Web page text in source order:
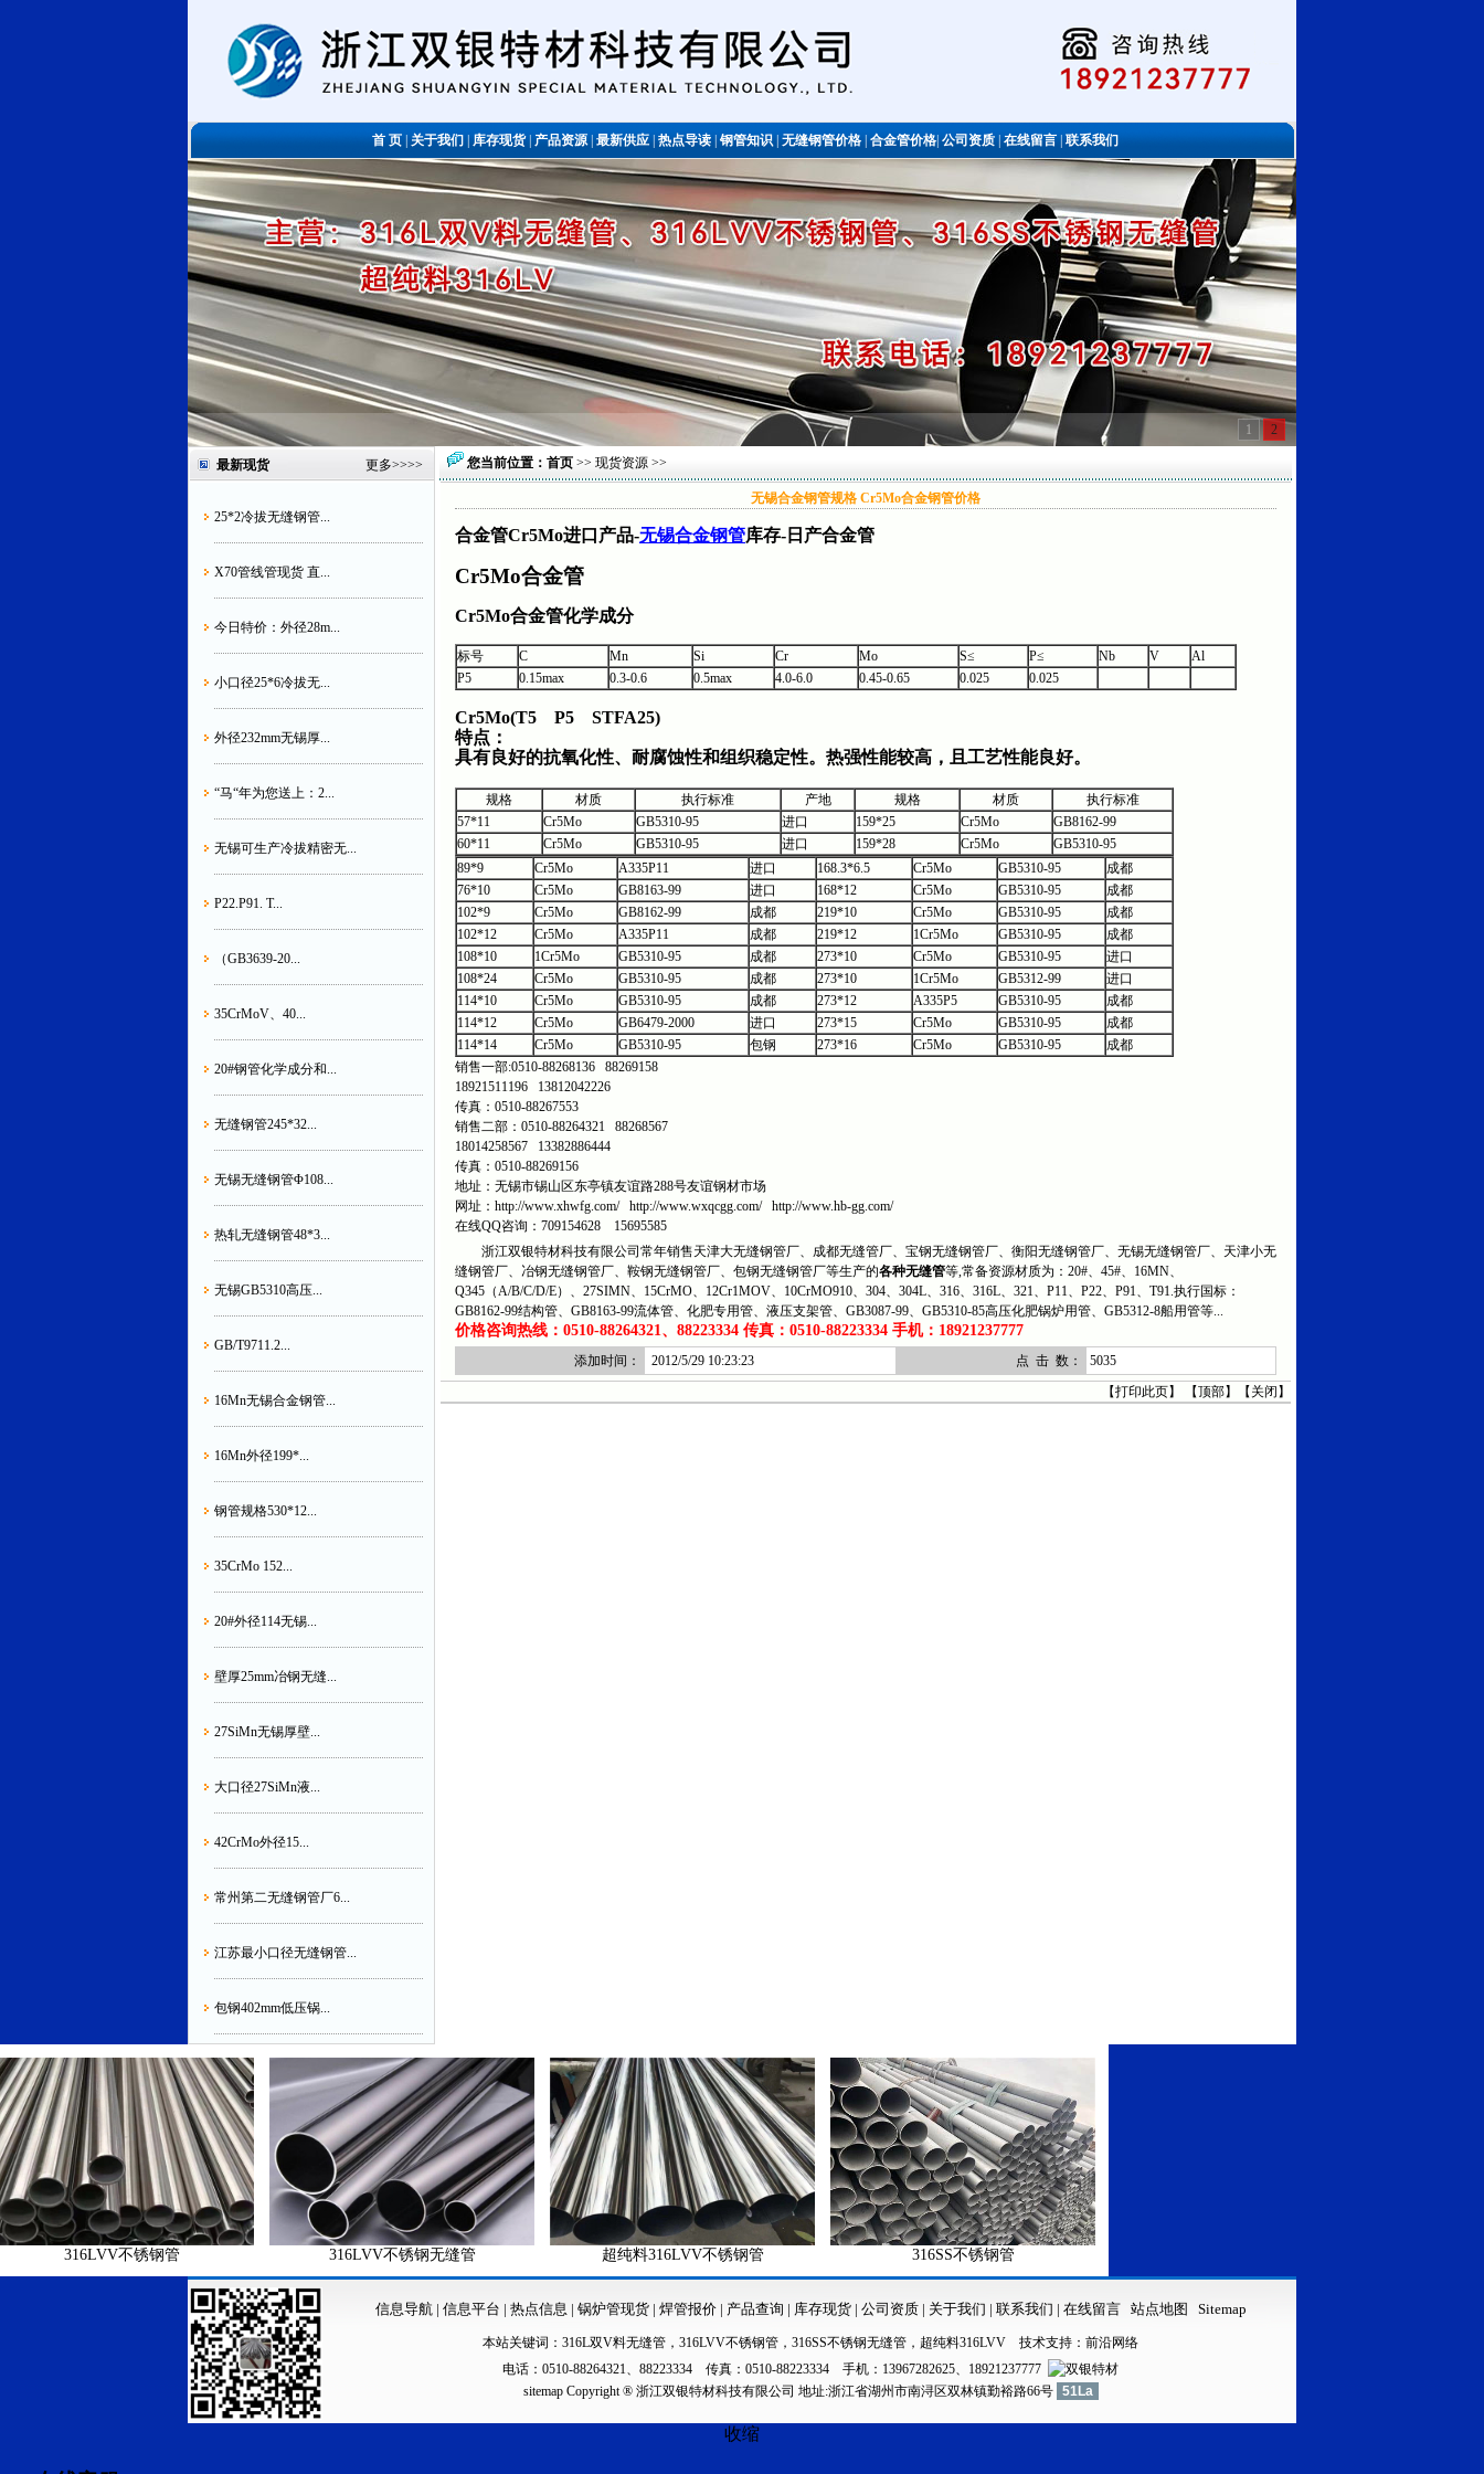
首 页关于我们库存现货|产品资源|最新供应|热点导读钢管知识无缝钢管价格合金管价格公司资质在线留言|联系我们
不锈钢管 1 2
最新现货 更多>>>>
25*2冷拔无缝钢管...
X70管线管现货 直...
今日特价：外径28m...
小口径25*6冷拔无...
外径232mm无锡厚...
“马“年为您送上：2...
无锡可生产冷拔精密无...
P22.P91. T...
（GB3639-20...
35CrMoV、40...
20#钢管化学成分和...
无缝钢管245*32...
无锡无缝钢管Φ108...
热轧无缝钢管48*3...
无锡GB5310高压...
GB/T9711.2...
16Mn无锡合金钢管...
16Mn外径199*...
钢管规格530*12...
35CrMo 152...
20#外径114无锡...
壁厚25mm冶钢无缝...
27SiMn无锡厚壁...
大口径27SiMn液...
42CrMo外径15...
常州第二无缝钢管厂6...
江苏最小口径无缝钢管...
包钢402mm低压锅...
您当前位置： 首页 >> 现货资源 >>
无锡合金钢管规格 Cr5Mo合金钢管价格
合金管Cr5Mo进口产品-无锡合金钢管库存-日产合金管
Cr5Mo合金管
Cr5Mo合金管化学成分
标号 C Mn Si Cr Mo S≤ P≤ Nb V
Al
P5
0.15max 0.3-0.6 0.5max 4.0-6.0 0.45-0.65 0.025 0.025
Cr5Mo(T5 P5 STFA25)
特点：
具有良好的抗氧化性、耐腐蚀性和组织稳定性。热强性能较高，且工艺性能良好。
规格 材质 执行标准 产地 规格 材质
执行标准
57*11
Cr5Mo GB5310-95 进口 159*25 Cr5Mo
GB8162-99
60*11
Cr5Mo GB5310-95 进口 159*28 Cr5Mo
GB5310-95
89*9
Cr5Mo A335P11 进口 168.3*6.5 Cr5Mo GB5310-95
成都
76*10
Cr5Mo GB8163-99 进口 168*12 Cr5Mo GB5310-95
成都
102*9
Cr5Mo GB8162-99 成都 219*10 Cr5Mo GB5310-95
成都
102*12
Cr5Mo A335P11 成都 219*12 1Cr5Mo GB5310-95
成都
108*10
1Cr5Mo GB5310-95 成都 273*10 Cr5Mo GB5310-95
进口
108*24
Cr5Mo GB5310-95 成都 273*10 1Cr5Mo GB5312-99
进口
114*10
Cr5Mo GB5310-95 成都 273*12 A335P5 GB5310-95
成都
114*12
Cr5Mo GB6479-2000 进口 273*15 Cr5Mo GB5310-95
成都
114*14
Cr5Mo GB5310-95 包钢 273*16 Cr5Mo GB5310-95
成都
销售一部:0510-88268136 88269158
18921511196 13812042226
传真：0510-88267553
销售二部：0510-88264321 88268567
18014258567 13382886444
传真：0510-88269156
地址：无锡市锡山区东亭镇友谊路288号友谊钢材市场
网址：http://www.xhwfg.com/ http://www.wxqcgg.com/ http://www.hb-gg.com/
在线QQ咨询：709154628 15695585
浙江双银特材科技有限公司常年销售天津大无缝钢管厂、成都无缝管厂、宝钢无缝钢管厂、衡阳无缝钢管厂、无锡无缝钢管厂、天津小无
缝钢管厂、冶钢无缝钢管厂、鞍钢无缝钢管厂、包钢无缝钢管厂等生产的各种无缝管等,常备资源材质为：20#、45#、16MN、
Q345（A/B/C/D/E）、27SIMN、15CrMO、12Cr1MOV、10CrMO910、304、304L、316、316L、321、P11、P22、P91、T91.执行国标：
GB8162-99结构管、GB8163-99流体管、化肥专用管、液压支架管、GB3087-99、GB5310-85高压化肥锅炉用管、GB5312-8船用管等...
价格咨询热线：0510-88264321、88223334 传真：0510-88223334 手机：18921237777
添加时间： 2012/5/29 10:23:23 点 击 数：
5035
【打印此页】 【顶部】【 关闭 】
316LVV不锈钢管 316LVV不锈钢无缝管 超纯料316LVV不锈钢管 316SS不锈钢管
信息导航| 信息平台 | 热点信息 | 锅炉管现货 | 焊管报价| 产品查询 | 库存现货 | 公司资质 | 关于我们 | 联系我们 | 在线留言 站点地图 Sitemap
本站关键词： 316L双V料无缝管 ， 316LVV不锈钢管 ， 316SS不锈钢无缝管 ， 超纯料316LVV 技术支持： 前沿网络
电话：0510-88264321、88223334 传真：0510-88223334 手机：13967282625、18921237777
sitemapCopyright ® 浙江双银特材科技有限公司 地址:浙江省湖州市南浔区双林镇勤裕路66号 51La
收缩